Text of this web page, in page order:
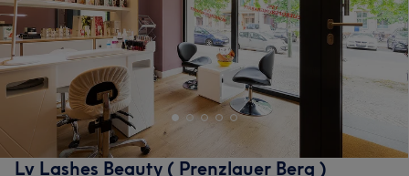
Lv Lashes Beauty ( Prenzlauer Berg )